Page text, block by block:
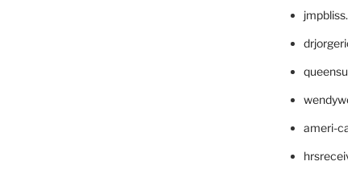
ameri-